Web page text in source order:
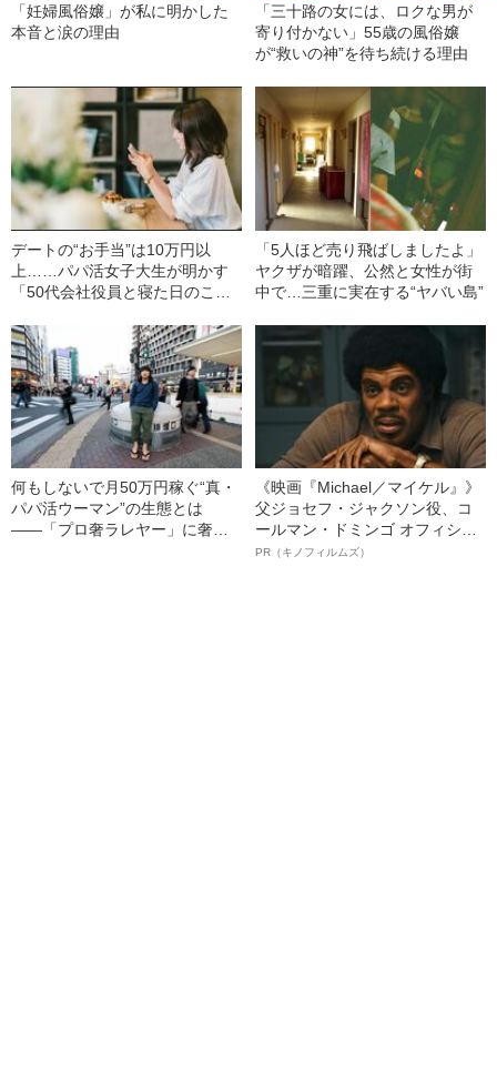
「妊婦風俗嬢」が私に明かした
本音と涙の理由
「三十路の女には、ロクな男が
寄り付かない」55歳の風俗嬢
が“救いの神”を待ち続ける理由
デートの“お手当”は10万円以
上……パパ活女子大生が明かす
「50代会社役員と寝た日のこ
「5人ほど売り飛ばしましたよ」
ヤクザが暗躍、公然と女性が街
中で…三重に実在する“ヤバい島”
何もしないで月50万円稼ぐ“真・
パパ活ウーマン”の生態とは
――「プロ奢ラレヤー」に奢り
《映画『Michael／マイケル』》
父ジョセフ・ジャクソン役、コ
ールマン・ドミンゴ オフィシャ
ルインタビュー“観客を魅了した
PR（キノフィルムズ）